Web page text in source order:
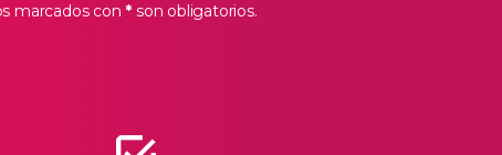
de nuestra
que la creación de
marcados con * son obligatorios.